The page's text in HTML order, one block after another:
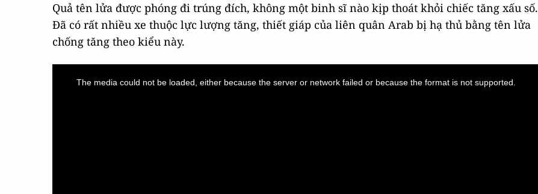
Quả tên lửa được phóng đi trúng đích, không một binh sĩ nào kịp thoát khỏi chiếc tăng xấu số.
Đã có rất nhiều xe thuộc lực lượng tăng, thiết giáp của liên quân Arab bị hạ thủ bằng tên lửa
chống tăng theo kiểu này.
The media could not be loaded, either because the server or network failed or because the format is not supported.